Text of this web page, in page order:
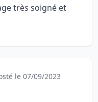
très soigné et
le 07/09/2023